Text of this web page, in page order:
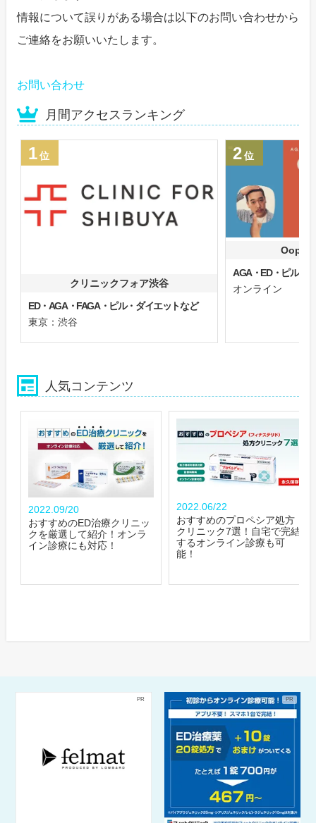
情報について誤りがある場合は以下のお問い合わせから
ご連絡をお願いいたします。
お問い合わせ
月間アクセスランキング
1位
クリニックフォア渋谷
ED・AGA・FAGA・ピル・ダイエットなど
東京：渋谷
2位
Oops
AGA・ED・ピル
オンライン
人気コンテンツ
2022.09/20
おすすめのED治療クリニッ
クを厳選して紹介！オンラ
イン診療にも対応！
2022.06/22
おすすめのプロペシア処方
クリニック7選！自宅で完結
するオンライン診療も可
能！